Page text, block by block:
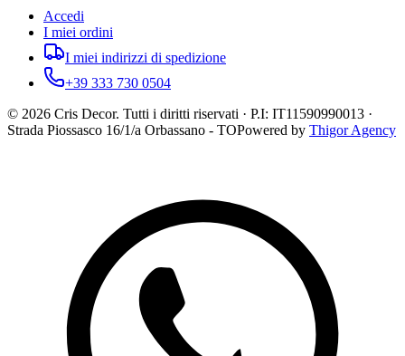
Accedi
I miei ordini
I miei indirizzi di spedizione
+39 333 730 0504
© 2026 Cris Decor. Tutti i diritti riservati · P.I: IT11590990013 ·
Strada Piossasco 16/1/a Orbassano - TOPowered by Thigor Agency